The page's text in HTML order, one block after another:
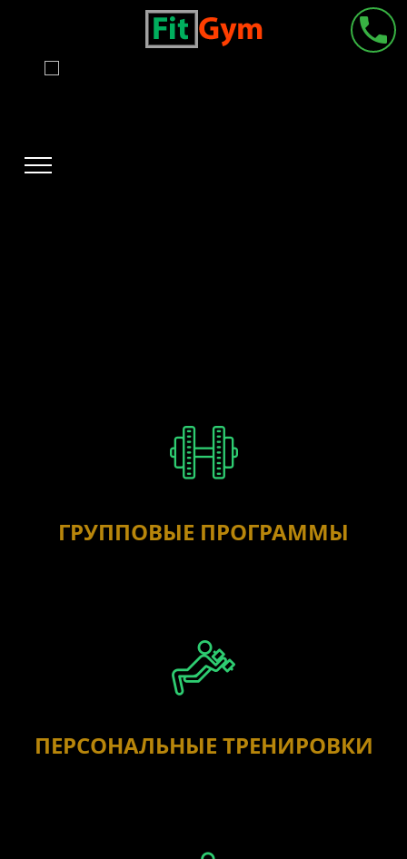
ГРУППОВЫЕ ПРОГРАММЫ
ПЕРСОНАЛЬНЫЕ ТРЕНИРОВКИ